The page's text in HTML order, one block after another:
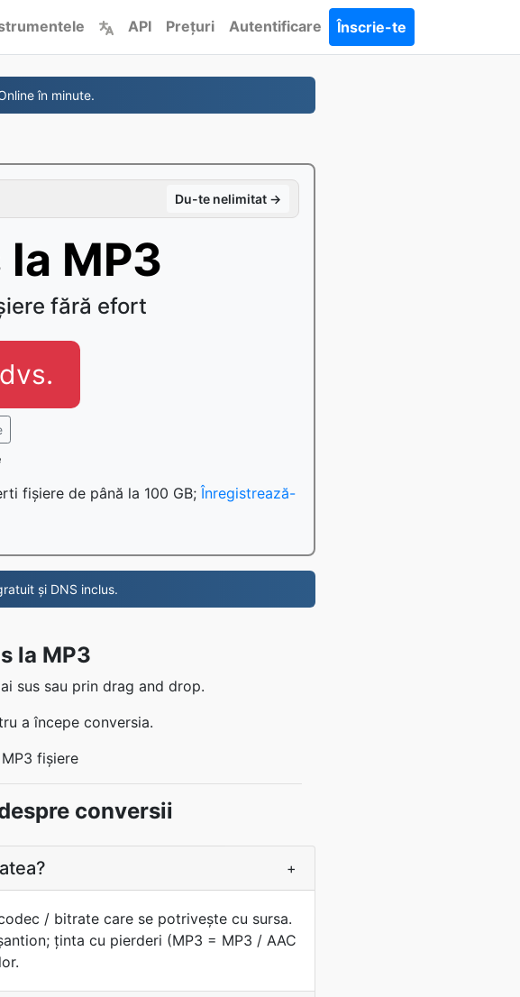
API Prețuri Autentificare Înscrie-te
în minute.
Du-te nelimitat →
MP3
fără efort
fișiere de până la 100 GB;Înregistrează-
și DNS inclus.
la MP3
sus sau prin drag and drop.
a începe conversia.
fișiere
conversii
+
/ bitrate care se potriveşte cu sursa.
ţinta cu pierderi (MP3 = MP3 / AAC